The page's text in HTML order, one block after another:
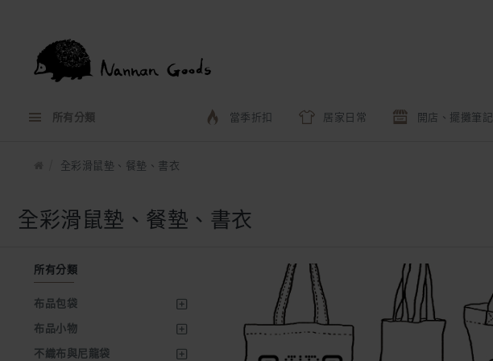
所有分類 當季折扣 居家日常 開店、擺攤筆記
全彩滑鼠墊、餐墊、書衣
全彩滑鼠墊、餐墊、書衣
所有分類
布品包袋
布品小物
不織布與尼龍袋